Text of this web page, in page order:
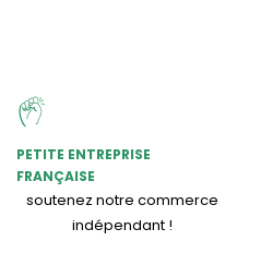
PETITE ENTREPRISE
FRANÇAISE
soutenez notre commerce
indépendant !